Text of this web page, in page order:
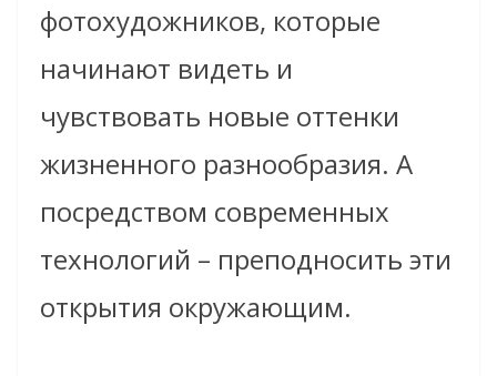
фотохудожников, которые
начинают видеть и
чувствовать новые оттенки
жизненного разнообразия. А
посредством современных
технологий – преподносить эти
открытия окружающим.